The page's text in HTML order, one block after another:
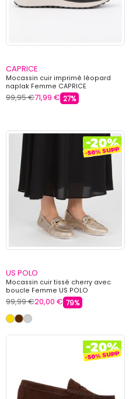
CAPRICE
Mocassin cuir imprimé léopard
naplak Femme CAPRICE
99,95 €71,99 € 27%
US POLO
Mocassin cuir tissé cherry avec
boucle Femme US POLO
99,99 €20,00 € 79%